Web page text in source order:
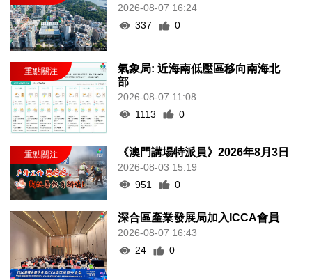
2026-08-07 16:24
337
0
氣象局: 近海南低壓區移向南海北
部
2026-08-07 11:08
1113
0
《澳門講場特派員》2026年8月3日
2026-08-03 15:19
951
0
深合區產業發展局加入ICCA會員
2026-08-07 16:43
24
0